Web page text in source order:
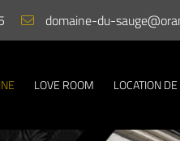
LOVE ROOM LOCATION